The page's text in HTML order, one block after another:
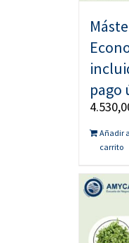
pago
Añadir
carrito